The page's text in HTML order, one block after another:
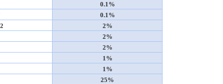
0.1%
0.1%
2%
2%
2%
1%
1%
25%